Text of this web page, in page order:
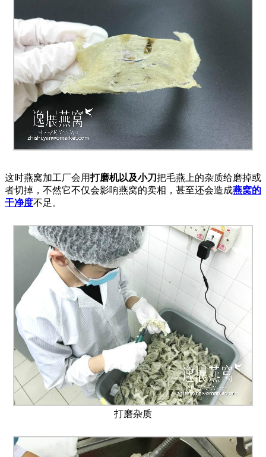
这时燕窝加工厂会用打磨机以及小刀把毛燕上的杂质给磨掉或
者切掉，不然它不仅会影响燕窝的卖相，甚至还会造成燕窝的
干净度不足。
打磨杂质